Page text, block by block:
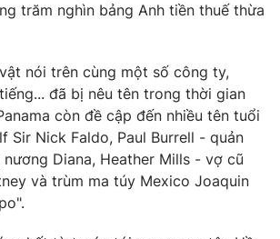
VTV8
English
trăm nghìn bảng Anh tiền thuế thừa
nói trên cùng một số công ty,
đã bị nêu tên trong thời gian
còn đề cập đến nhiều tên tuổi
Sir Nick Faldo, Paul Burrell - quản
Diana, Heather Mills - vợ cũ
và trùm ma túy Mexico Joaquin